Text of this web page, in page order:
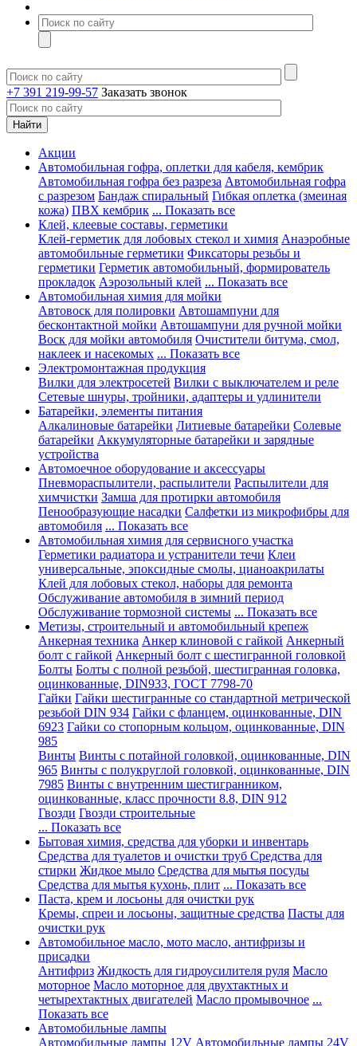
+7 391 219-99-57 Заказать звонок
Акции
Автомобильная гофра, оплетки для кабеля, кембрик
Автомобильная гофра без разреза Автомобильная гофра
с разрезом Бандаж спиральный Гибкая оплетка (змеиная
кожа) ПВХ кембрик ... Показать все
Клей, клеевые составы, герметики
Клей-герметик для лобовых стекол и химия Анаэробные
автомобильные герметики Фиксаторы резьбы и
герметики Герметик автомобильный, формирователь
прокладок Аэрозольный клей ... Показать все
Автомобильная химия для мойки
Автовоск для полировки Автошампуни для
бесконтактной мойки Автошампуни для ручной мойки
Воск для мойки автомобиля Очистители битума, смол,
наклеек и насекомых ... Показать все
Электромонтажная продукция
Вилки для электросетей Вилки с выключателем и реле
Сетевые шнуры, тройники, адаптеры и удлинители
Батарейки, элементы питания
Алкалиновые батарейки Литиевые батарейки Солевые
батарейки Аккумуляторные батарейки и зарядные
устройства
Автомоечное оборудование и аксессуары
Пневмораспылители, распылители Распылители для
химчистки Замша для протирки автомобиля
Пенообразующие насадки Салфетки из микрофибры для
автомобиля ... Показать все
Автомобильная химия для сервисного участка
Герметики радиатора и устранители течи Клеи
универсальные, эпоксидные смолы, цианоакрилаты
Клей для лобовых стекол, наборы для ремонта
Обслуживание автомобиля в зимний период
Обслуживание тормозной системы ... Показать все
Метизы, строительный и автомобильный крепеж
Анкерная техника Анкер клиновой с гайкой Анкерный
болт с гайкой Анкерный болт с шестигранной головкой
Болты Болты с полной резьбой, шестигранная головка,
оцинкованные, DIN933, ГОСТ 7798-70
Гайки Гайки шестигранные со стандартной метрической
резьбой DIN 934 Гайки с фланцем, оцинкованные, DIN
6923 Гайки со стопорным кольцом, оцинкованные, DIN
985
Винты Винты с потайной головкой, оцинкованные, DIN
965 Винты с полукруглой головкой, оцинкованные, DIN
7985 Винты с внутренним шестигранником,
оцинкованные, класс прочности 8.8, DIN 912
Гвозди Гвозди строительные
... Показать все
Бытовая химия, средства для уборки и инвентарь
Средства для туалетов и очистки труб Средства для
стирки Жидкое мыло Средства для мытья посуды
Средства для мытья кухонь, плит ... Показать все
Паста, крем и лосьоны для очистки рук
Кремы, спреи и лосьоны, защитные средства Пасты для
очистки рук
Автомобильное масло, мото масло, антифризы и
присадки
Антифриз Жидкость для гидроусилителя руля Масло
моторное Масло моторное для двухтактных и
четырехтактных двигателей Масло промывочное ...
Показать все
Автомобильные лампы
Автомобильные лампы 12V Автомобильные лампы 24V